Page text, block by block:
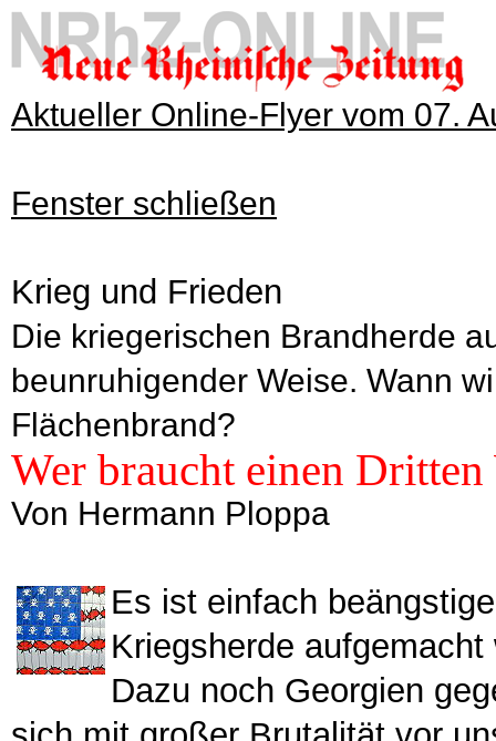
Aktueller Online-Flyer vom 07.
Fenster schließen
Krieg und Frieden
Die kriegerischen Brandherde
beunruhigender Weise. Wann
Flächenbrand?
Wer braucht einen
Von Hermann Ploppa
Es ist einfach
Kriegsherde
Dazu noch Georgien